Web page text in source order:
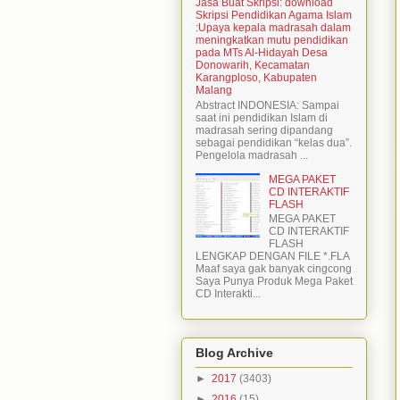
Jasa Buat Skripsi: download
Skripsi Pendidikan Agama Islam
:Upaya kepala madrasah dalam
meningkatkan mutu pendidikan
pada MTs Al-Hidayah Desa
Donowarih, Kecamatan
Karangploso, Kabupaten
Malang
Abstract INDONESIA: Sampai
saat ini pendidikan Islam di
madrasah sering dipandang
sebagai pendidikan “kelas dua”.
Pengelola madrasah ...
MEGA PAKET
CD INTERAKTIF
FLASH
MEGA PAKET
CD INTERAKTIF
FLASH
LENGKAP DENGAN FILE *.FLA
Maaf saya gak banyak cingcong
Saya Punya Produk Mega Paket
CD Interakti...
Blog Archive
► 2017 (3403)